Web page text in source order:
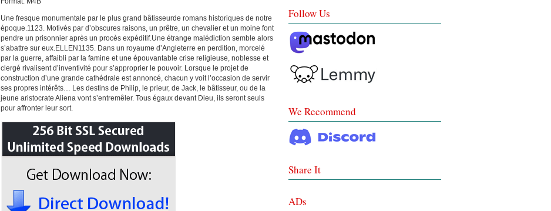
Une fresque monumentale par le plus grand bâtisseurde romans historiques de notre
époque.1123. Motivés par d’obscures raisons, un prêtre, un chevalier et un moine font
pendre un prisonnier après un procès expéditif.Une étrange malédiction semble alors
s’abattre sur eux.ELLEN1135. Dans un royaume d’Angleterre en perdition, morcelé
par la guerre, affaibli par la famine et une épouvantable crise religieuse, noblesse et
clergé rivalisent d’inventivité pour s’approprier le pouvoir. Lorsque le projet de
construction d’une grande cathédrale est annoncé, chacun y voit l’occasion de servir
ses propres intérêts… Les destins de Philip, le prieur, de Jack, le bâtisseur, ou de la
jeune aristocrate Aliena vont s’entremêler. Tous égaux devant Dieu, ils seront seuls
pour affronter leur sort.
Follow Us
We Recommend
Share It
ADs